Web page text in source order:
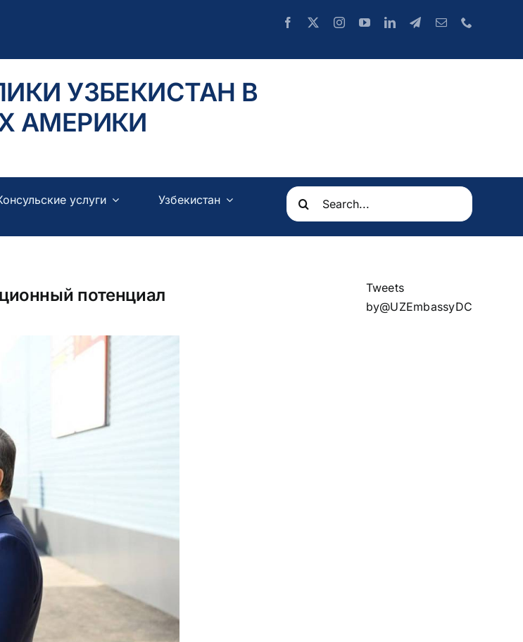
УЗБЕКИСТАН В
АМЕРИКИ
услуги Узбекистан
Search
for:
потенциал
Tweets
by@UZEmbassyDC